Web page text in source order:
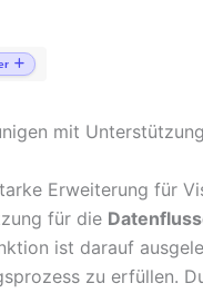
mit
Erweiterung für
für die
ist darauf
zu erfüllen.